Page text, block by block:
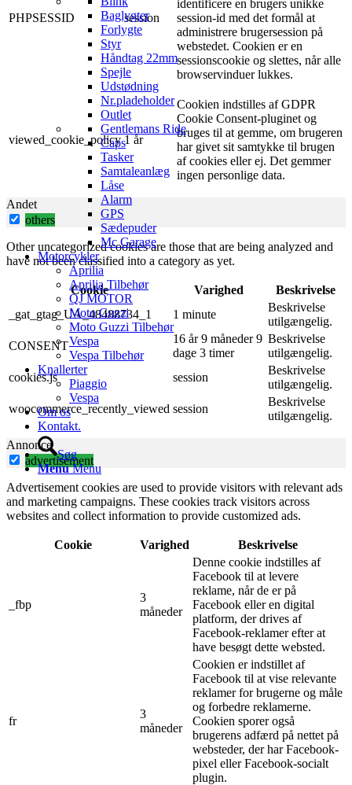
Baglygter
Forlygte
Styr
Håndtag 22mm
Spejle
Udstødning
Nr.pladeholder
Outlet
Gentlemans Ride
Caps
Tasker
Samtaleanlæg
Låse
Alarm
GPS
Sædepuder
Mc Garage
Motorcykler
Aprilia
Aprilia Tilbehør
QJ MOTOR
Moto Guzzi
Moto Guzzi Tilbehør
Vespa
Vespa Tilbehør
Knallerter
Piaggio
Vespa
Om os
Kontakt.
Søg
Menu Menu
PHPSESSID session
identificere en brugers unikke
session-id med det formål at
administrere brugersession på
webstedet. Cookien er en
sessionscookie og slettes, når alle
browservinduer lukkes.
viewed_cookie_policy 1 år
Cookien indstilles af GDPR
Cookie Consent-pluginet og
bruges til at gemme, om brugeren
har givet sit samtykke til brugen
af ​​cookies eller ej. Det gemmer
ingen personlige data.
Andet
others
Other uncategorized cookies are those that are being analyzed and
have not been classified into a category as yet.
Cookie Varighed
Beskrivelse
_gat_gtag_UA_48488734_1
1 minute
Beskrivelse
utilgængelig.
CONSENT
16 år 9 måneder 9
dage 3 timer
Beskrivelse
utilgængelig.
cookies.js
session
Beskrivelse
utilgængelig.
woocommerce_recently_viewed session
Beskrivelse
utilgængelig.
Annonce
advertisement
Advertisement cookies are used to provide visitors with relevant ads
and marketing campaigns. These cookies track visitors across
websites and collect information to provide customized ads.
Cookie Varighed Beskrivelse
_fbp
3
måneder
Denne cookie indstilles af
Facebook til at levere
reklame, når de er på
Facebook eller en digital
platform, der drives af
Facebook-reklamer efter at
have besøgt dette websted.
fr
3
måneder
Cookien er indstillet af
Facebook til at vise relevante
reklamer for brugerne og måle
og forbedre reklamerne.
Cookien sporer også
brugerens adfærd på nettet på
websteder, der har Facebook-
pixel eller Facebook-socialt
plugin.